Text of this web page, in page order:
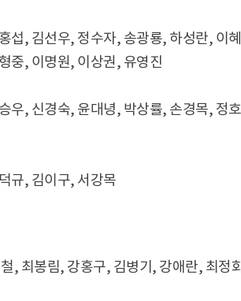
섭, 김선우, 정수자, 송광룡, 하성란, 이
중, 이명원, 이상권, 유영진
우, 신경숙, 윤대녕, 박상률, 손경목, 정
규, 김이구, 서강목
, 최봉림, 강홍구, 김병기, 강애란, 최